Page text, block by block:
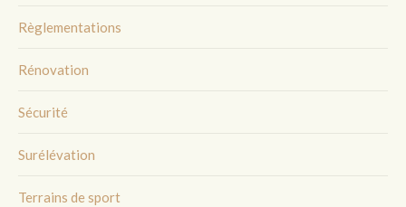
Règlementations
Rénovation
Sécurité
Surélévation
Terrains de sport